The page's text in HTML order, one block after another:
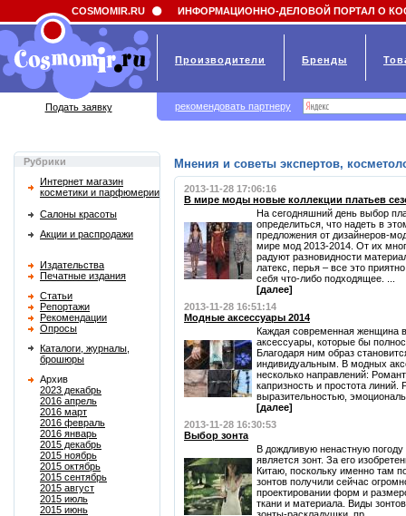
Field 'news_title' doesn't have a default value
Рубрики
Интернет магазин
косметики и парфюмерии
Салоны красоты
Акции и распродажи
Издательства
Печатные издания
Статьи
Репортажи
Рекомендации
Опросы
Каталоги, журналы,
брошюры
Архив
2023 декабрь
2016 апрель
2016 март
2016 февраль
2016 январь
2015 декабрь
2015 ноябрь
2015 октябрь
2015 сентябрь
2015 август
2015 июль
2015 июнь
Мнения и советы экспертов,
2013-11-28 17:06:16
В мире моды новые коллекции платьев
На сегодняшний день выбор
определиться, что надеть в
предложения от дизайнеров-
мире мод 2013-2014. От их
радуют разновидности
латекс, перья – все это
себя что-либо подходящее. ...
[далее]
2013-11-28 16:51:14
Модные аксессуары 2014
Каждая современная женщина
аксессуары, которые бы
Благодаря ним образ
индивидуальным. В модных
несколько направлений:
капризность и простота
выразительностью,
[далее]
2013-11-28 16:30:53
Выбор зонта
В дождливую ненастную
является зонт. За его
Китаю, поскольку именно там
зонтов получили сейчас
проектировании форм и
ткани и материала. Виды
COSMOMIR.RU ИНФОРМАЦИОННО-ДЕЛОВОЙ ПОРТАЛ О
Производители Бренды
Подать заявку рекомендовать партнеру